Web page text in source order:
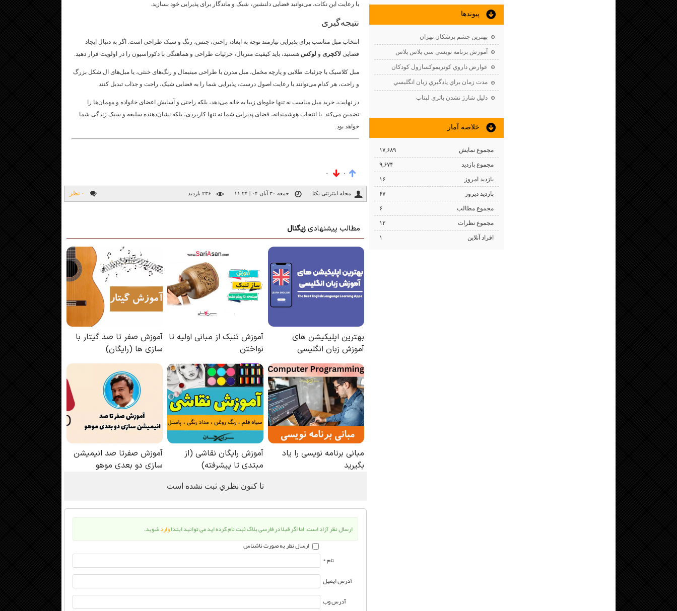
با رعایت این نکات، می‌توانید فضایی دلنشین، شیک و ماندگار برای پذیرایی خود بسازید.
نتیجه‌گیری
انتخاب مبل مناسب برای پذیرایی نیازمند توجه به ابعاد، راحتی، جنس، رنگ و سبک طراحی است. اگر به دنبال ایجاد
فضایی لاکچریو لوکسهستید، باید کیفیت متریال، جزئیات طراحی و هماهنگی با دکوراسیون را در اولویت قرار دهید.
مبل کلاسیک با جزئیات طلایی و پارچه مخمل، مبل مدرن با طراحی مینیمال و رنگ‌های خنثی، یا مبل‌های ال شکل بزرگ
و راحت، هر کدام می‌توانند با رعایت اصول درست، پذیرایی شما را به فضایی شیک، راحت و جذاب تبدیل کنند.
در نهایت، خرید مبل مناسب نه تنها جلوه‌ای زیبا به خانه می‌دهد، بلکه راحتی و آسایش اعضای خانواده و مهمان‌ها را
تضمین می‌کند. با انتخاب هوشمندانه، فضای پذیرایی شما نه تنها کاربردی، بلکه نشان‌دهنده سلیقه و سبک زندگی شما
خواهد بود.
۰ ۰
مجله اینترنتی یکتا جمعه ۳۰ آبان ۰۴ | ۱۱:۲۴ ۰ نظر
تا كنون نظري ثبت نشده است
ارسال نظر آزاد است، اما اگر قبلا در فارسی بلاگ ثبت نام کرده اید می توانید ابتداواردشوید.
ارسال نظر به صورت ناشناس
نام *
آدرس ایمیل
آدرس وب
پيوندها
بهترين چشم پزشكان تهران
آموزش برنامه نويسي سي پلاس پلاس
عوارض داروي كوتريموكسازول كودكان
مدت زمان براي يادگيري زبان انگليسي
دليل شارژ نشدن باتري لپتاپ
خلاصه آمار
مجموع نمایش‌ ۱۷,۶۸۹
مجموع بازدید ۹,۶۷۴
بازدید امروز ۱۶
بازدید دیروز ۶۷
مجموع مطالب ۶
مجموع نظرات ۱۲
افراد آنلاین ۱